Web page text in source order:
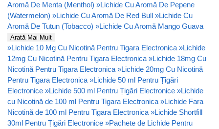
Aromă De Menta (Menthol) »Lichide Cu Aromă De Pepene
(Watermelon) »Lichide Cu Aromă De Red Bull »Lichide Cu
Aromă De Tutun (Tobacco) »Lichide Cu Aromă Mango Guava
Arată Mai Mult
»Lichide 10 Mg Cu Nicotină Pentru Tigara Electronica »Lichide
12mg Cu Nicotină Pentru Tigara Electronica »Lichide 18mg Cu
Nicotină Pentru Tigara Electronica »Lichide 20mg Cu Nicotină
Pentru Tigara Electronica »Lichide 50 ml Pentru Țigări
Electronice »Lichide 500 ml Pentru Țigări Electronice »Lichide
cu Nicotină de 100 ml Pentru Tigara Electronica »Lichide Fara
Nicotină de 100 ml Pentru Tigara Electronica »Lichide Shortfill
30ml Pentru Țigări Electronice »Pachete de Lichide Pentru